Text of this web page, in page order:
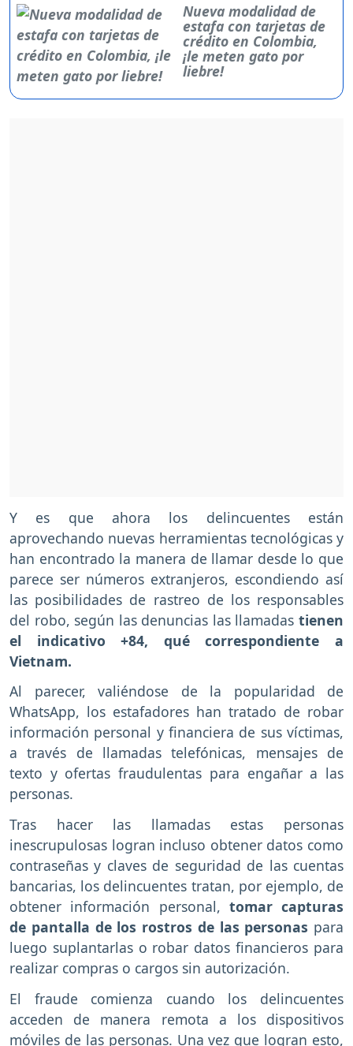
Nueva modalidad de
estafa con tarjetas de
crédito en Colombia,
¡le meten gato por
liebre!
Y es que ahora los delincuentes están
aprovechando nuevas herramientas tecnológicas y
han encontrado la manera de llamar desde lo que
parece ser números extranjeros, escondiendo así
las posibilidades de rastreo de los responsables
del robo, según las denuncias las llamadas tienen
el indicativo +84, qué correspondiente a
Vietnam.
Al parecer, valiéndose de la popularidad de
WhatsApp, los estafadores han tratado de robar
información personal y financiera de sus víctimas,
a través de llamadas telefónicas, mensajes de
texto y ofertas fraudulentas para engañar a las
personas.
Tras hacer las llamadas estas personas
inescrupulosas logran incluso obtener datos como
contraseñas y claves de seguridad de las cuentas
bancarias, los delincuentes tratan, por ejemplo, de
obtener información personal, tomar capturas
de pantalla de los rostros de las personas para
luego suplantarlas o robar datos financieros para
realizar compras o cargos sin autorización.
El fraude comienza cuando los delincuentes
acceden de manera remota a los dispositivos
móviles de las personas. Una vez que logran esto,